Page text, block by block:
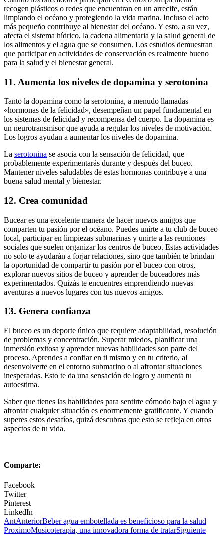
recogen plásticos o redes que encuentran en un arrecife, están
limpiando el océano y protegiendo la vida marina. Incluso el acto
más pequeño contribuye al bienestar del océano. Y esto, a su vez,
afecta el sistema hídrico, la cadena alimentaria y la salud general de
los alimentos y el agua que se consumen. Los estudios demuestran
que participar en actividades de conservación es realmente bueno
para la salud y el bienestar general.
11. Aumenta los niveles de dopamina y serotonina
Tanto la dopamina como la serotonina, a menudo llamadas
«hormonas de la felicidad», desempeñan un papel fundamental en
los sistemas de felicidad y recompensa del cuerpo. La dopamina es
un neurotransmisor que ayuda a regular los niveles de motivación.
Los logros ayudan a aumentar los niveles de dopamina.
La serotonina se asocia con la sensación de felicidad, que
probablemente experimentarás durante y después del buceo.
Mantener niveles saludables de estas hormonas contribuye a una
buena salud mental y bienestar.
12. Crea comunidad
Bucear es una excelente manera de hacer nuevos amigos que
comparten tu pasión por el océano. Puedes unirte a tu club de buceo
local, participar en limpiezas submarinas y unirte a las reuniones
sociales que suelen organizar los centros de buceo. Estas actividades
no solo te ayudarán a forjar relaciones, sino que también te brindan
la oportunidad de compartir tu pasión por el buceo con otros,
explorar nuevos sitios de buceo y aprender de buceadores más
experimentados. Quizás te encuentres emprendiendo nuevas
aventuras a nuevos lugares con tus nuevos amigos.
13. Genera confianza
El buceo es un deporte único que requiere adaptabilidad, resolución
de problemas y concentración. Superar miedos, planificar una
inmersión exitosa y aprender nuevas habilidades son parte del
proceso. Aprendes a confiar en ti mismo y en tu criterio, al
desenvolverte en el entorno submarino o al afrontar situaciones
inesperadas. Esto te da una sensación de logro y aumenta tu
autoestima.
Saber que tienes las habilidades para sentirte cómodo bajo el agua y
afrontar cualquier situación es enormemente gratificante. Y cuando
superes estos desafíos, quizá descubras que esto se refleja en otros
aspectos de tu vida.
Comparte:
Facebook
Twitter
Pinterest
LinkedIn
AntAnteriorBeber agua embotellada es beneficioso para la salud
ProximoMusicoterapia, una innovadora forma de tratarSiguiente